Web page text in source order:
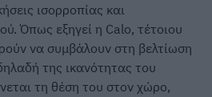
ισορροπίας και
Όπως εξηγεί η Calo, τέτοιου
να συμβάλουν στη βελτίωση
της ικανότητας του
τη θέση του στον χώρο,